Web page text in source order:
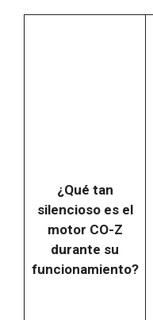
¿Qué tan
silencioso es el
motor CO-Z
durante su
funcionamiento?